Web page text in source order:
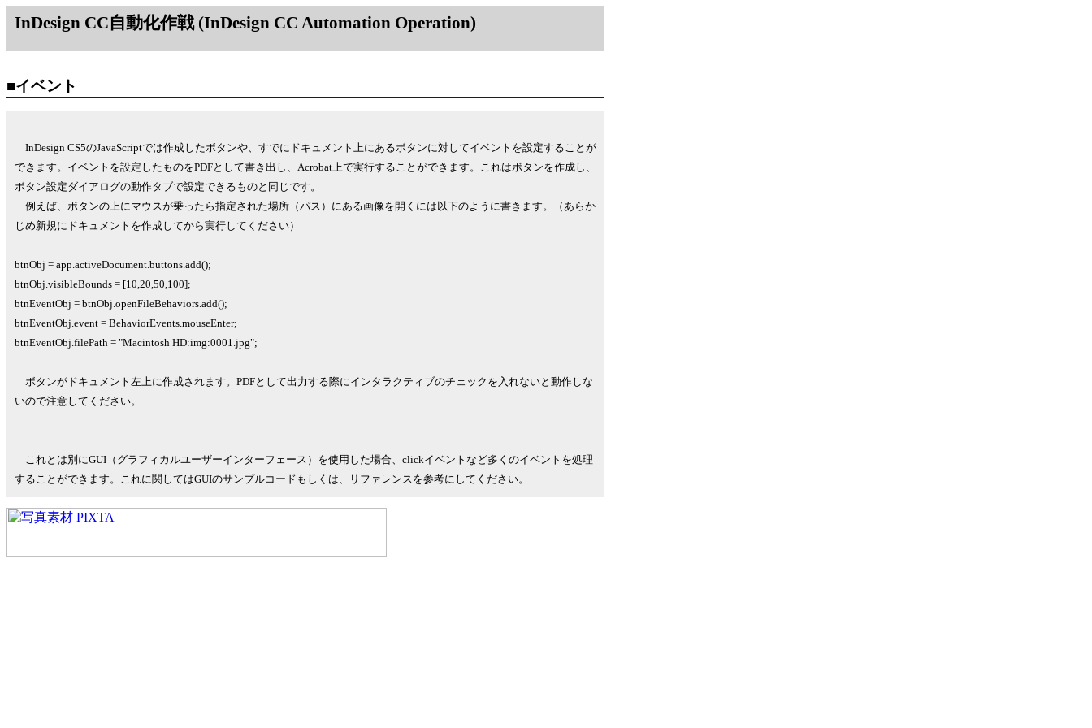
InDesign CC自動化作戦 (InDesign CC Automation Operation)
■イベント
InDesign CS5のJavaScriptでは作成したボタンや、すでにドキュメント上にあるボタンに対してイベントを設定することが
できます。イベントを設定したものをPDFとして書き出し、Acrobat上で実行することができます。これはボタンを作成し、
ボタン設定ダイアログの動作タブで設定できるものと同じです。
例えば、ボタンの上にマウスが乗ったら指定された場所（パス）にある画像を開くには以下のように書きます。（あらか
じめ新規にドキュメントを作成してから実行してください）
btnObj = app.activeDocument.buttons.add();
btnObj.visibleBounds = [10,20,50,100];
btnEventObj = btnObj.openFileBehaviors.add();
btnEventObj.event = BehaviorEvents.mouseEnter;
btnEventObj.filePath = "Macintosh HD:img:0001.jpg";
ボタンがドキュメント左上に作成されます。PDFとして出力する際にインタラクティブのチェックを入れないと動作しな
いので注意してください。
これとは別にGUI（グラフィカルユーザーインターフェース）を使用した場合、clickイベントなど多くのイベントを処理
することができます。これに関してはGUIのサンプルコードもしくは、リファレンスを参考にしてください。